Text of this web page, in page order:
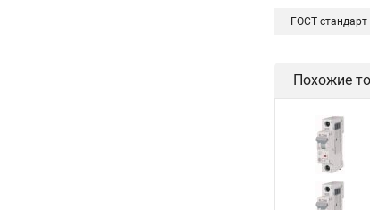
ГОСТ стандарт
Похожие